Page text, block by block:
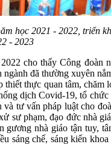
học 2021 - 2022, triển
- 2023
cho thấy Công đoàn
đã thường xuyên
thực quan tâm, chăm
dịch Covid-19, tổ
tư vấn pháp luật cho
sư phạm, đạo đức nhà
gương nhà giáo tận tuy,
sáng chế, sáng kiến